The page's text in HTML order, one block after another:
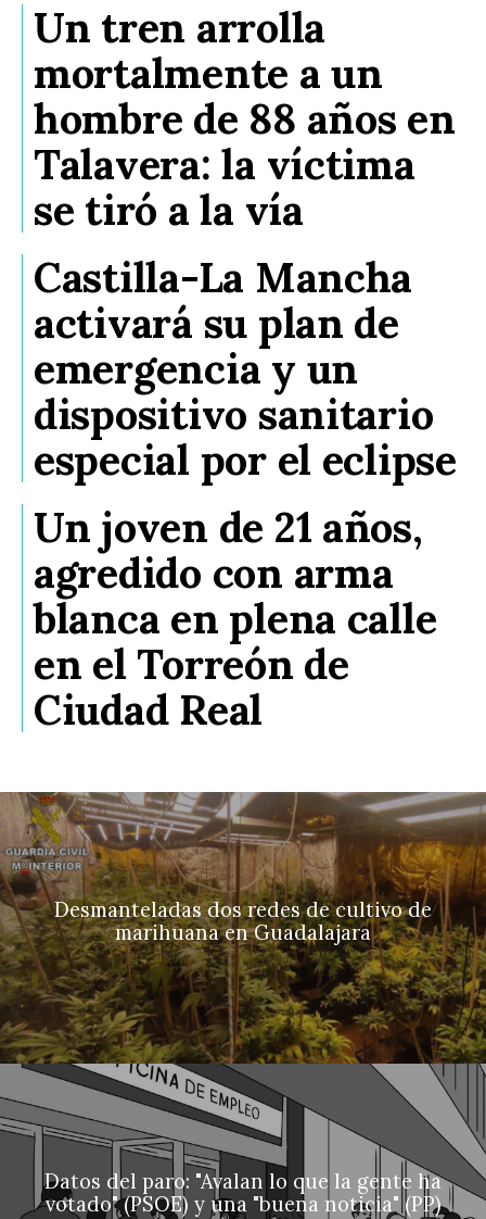
Un tren arrolla
mortalmente a un
hombre de 88 años en
Talavera: la víctima
se tiró a la vía
Castilla-La Mancha
activará su plan de
emergencia y un
dispositivo sanitario
especial por el eclipse
Un joven de 21 años,
agredido con arma
blanca en plena calle
en el Torreón de
Ciudad Real
Desmanteladas dos redes de cultivo de
marihuana en Guadalajara
Datos del paro: "Avalan lo que la gente ha
votado" (PSOE) y una "buena noticia" (PP)